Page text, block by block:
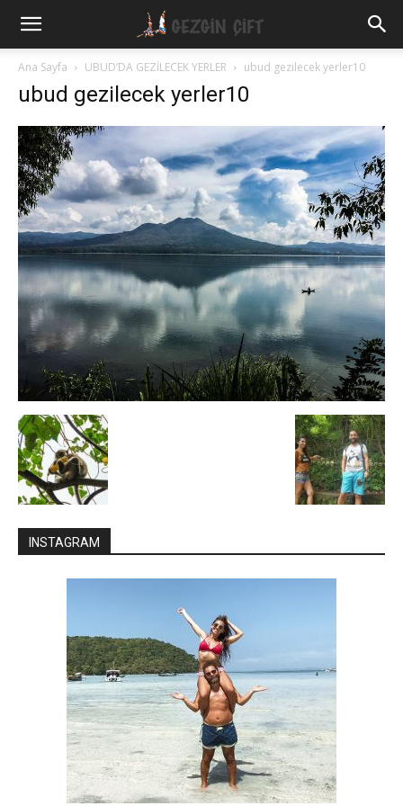
Gezgin
Çift
Ana Sayfa UBUD’DA GEZİLECEK YERLER ubud gezilecek yerler10
ubud gezilecek yerler10
INSTAGRAM